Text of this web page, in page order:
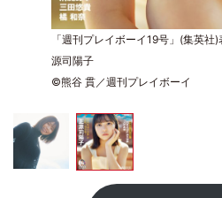
「週刊プレイボーイ19号」(集英
源司陽子
©熊谷 貫／週刊プレイボーイ